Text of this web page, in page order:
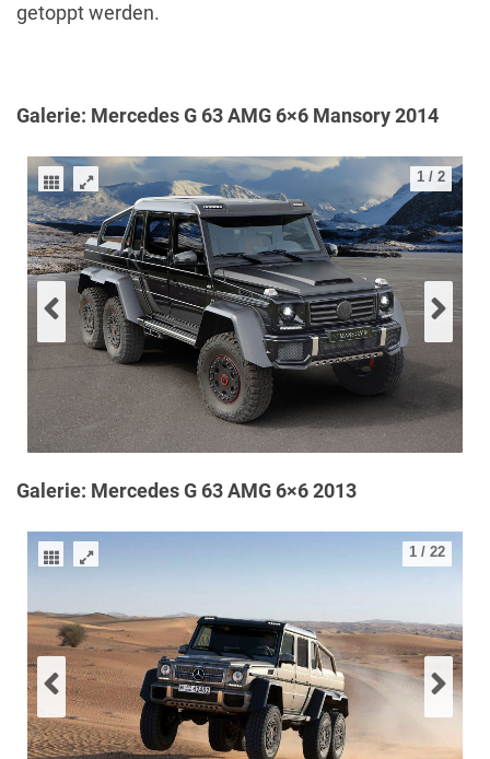
getoppt werden.
Galerie: Mercedes G 63 AMG 6×6 Mansory 2014
1 / 2
Galerie: Mercedes G 63 AMG 6×6 2013
1 / 22